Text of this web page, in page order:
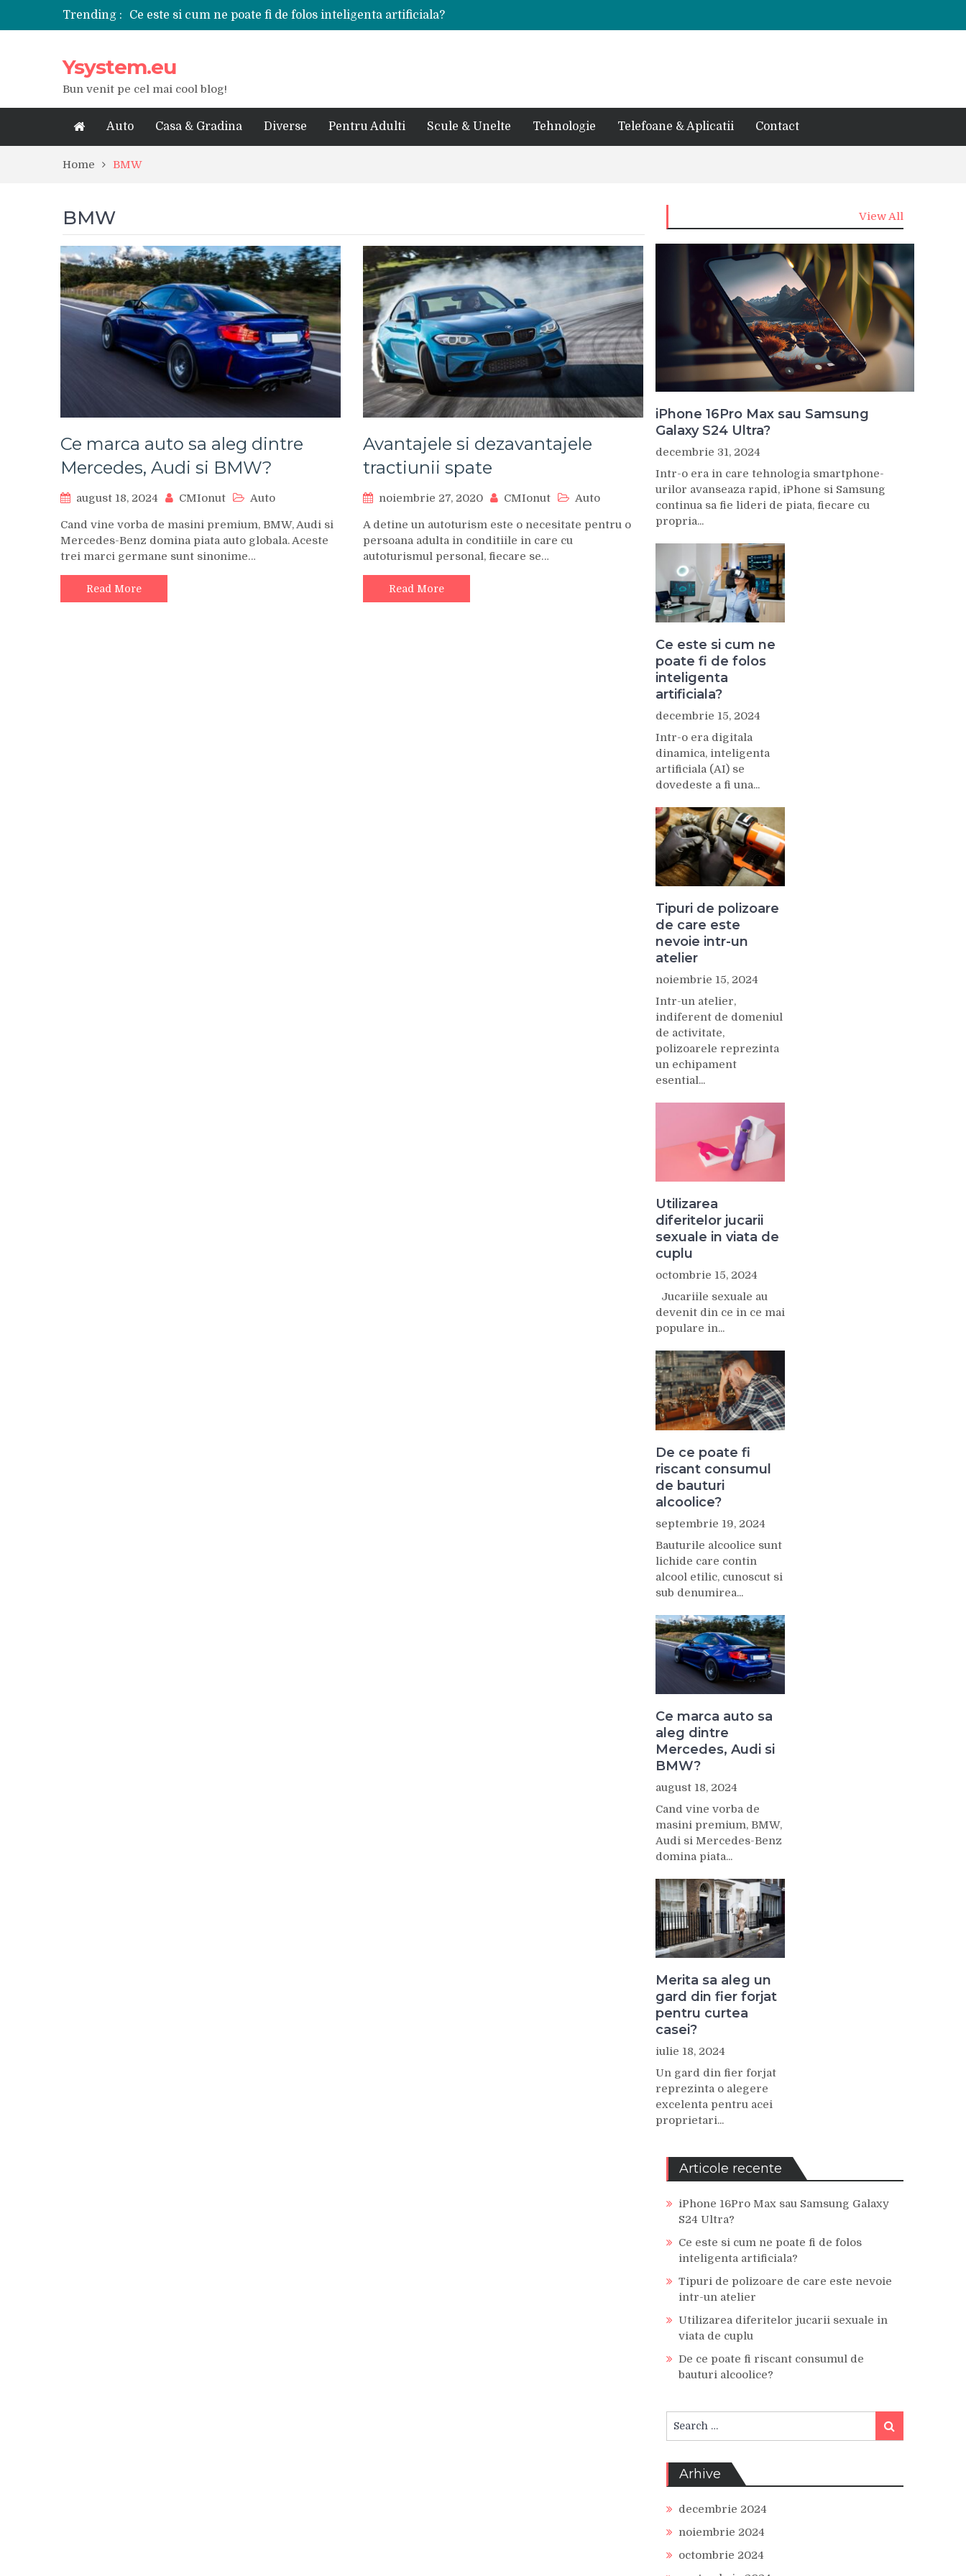
Trending :
Ce este si cum ne poate fi de folos inteligenta artificiala?
Tipuri de polizoare de care este nevoie intr-un atelier
De ce poate fi riscant consumul de bauturi alcoolice?
Ce marca auto sa aleg dintre Mercedes, Audi si BMW?
Merita sa aleg un gard din fier forjat pentru curtea casei?
Cele mai bune smartphone-uri lansate in anul 2024
Modul in care a evoluat tehnologia in ultimul secol
Ysystem.eu
Bun venit pe cel mai cool blog!
Auto Casa & Gradina Diverse Pentru Adulti Scule & Unelte Tehnologie Telefoane & Aplicatii Contact
Home BMW
BMW
Ce marca auto sa aleg dintre
Mercedes, Audi si BMW?
august 18, 2024 CMIonut Auto
Cand vine vorba de masini premium, BMW, Audi si
Mercedes-Benz domina piata auto globala. Aceste
trei marci germane sunt sinonime…
Read More
Avantajele si dezavantajele
tractiunii spate
noiembrie 27, 2020 CMIonut Auto
A detine un autoturism este o necesitate pentru o
persoana adulta in conditiile in care cu
autoturismul personal, fiecare se…
Read More
View All
iPhone 16Pro Max sau Samsung
Galaxy S24 Ultra?
decembrie 31, 2024
Intr-o era in care tehnologia smartphone-
urilor avanseaza rapid, iPhone si Samsung
continua sa fie lideri de piata, fiecare cu
propria...
Ce este si cum ne
poate fi de folos
inteligenta
artificiala?
decembrie 15, 2024
Intr-o era digitala
dinamica, inteligenta
artificiala (AI) se
dovedeste a fi una...
Tipuri de polizoare
de care este
nevoie intr-un
atelier
noiembrie 15, 2024
Intr-un atelier,
indiferent de domeniul
de activitate,
polizoarele reprezinta
un echipament
esential...
Utilizarea
diferitelor jucarii
sexuale in viata de
cuplu
octombrie 15, 2024
Jucariile sexuale au
devenit din ce in ce mai
populare in...
De ce poate fi
riscant consumul
de bauturi
alcoolice?
septembrie 19, 2024
Bauturile alcoolice sunt
lichide care contin
alcool etilic, cunoscut si
sub denumirea...
Ce marca auto sa
aleg dintre
Mercedes, Audi si
BMW?
august 18, 2024
Cand vine vorba de
masini premium, BMW,
Audi si Mercedes-Benz
domina piata...
Merita sa aleg un
gard din fier forjat
pentru curtea
casei?
iulie 18, 2024
Un gard din fier forjat
reprezinta o alegere
excelenta pentru acei
proprietari...
Articole recente
iPhone 16Pro Max sau Samsung Galaxy
S24 Ultra?
Ce este si cum ne poate fi de folos
inteligenta artificiala?
Tipuri de polizoare de care este nevoie
intr-un atelier
Utilizarea diferitelor jucarii sexuale in
viata de cuplu
De ce poate fi riscant consumul de
bauturi alcoolice?
for:
Search
Arhive
decembrie 2024
noiembrie 2024
octombrie 2024